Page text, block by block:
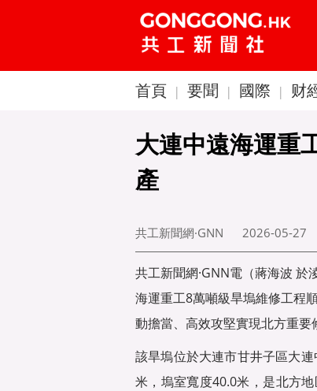
首頁 | 要聞 | 國際 | 财
大連中遠海運重
產
共工新聞網·GNN 2026-05-27
共工新聞網·GNN電（蔣海波
海運重工8萬噸級旱塢維修工程
動擔當、高效攻堅實現北方重要
該旱塢位於大連市甘井子區大
米，塢室寬度40.0米，是北方